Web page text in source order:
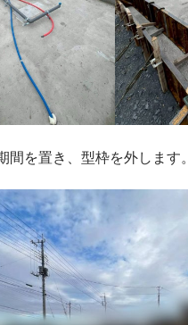
間を置き、型枠を外します。